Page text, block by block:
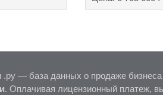
— база данных о продаже
. Оплачивая лицензионный платеж,